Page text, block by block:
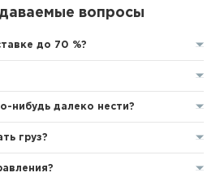
вопросы
до 70 %?
нибудь далеко нести?
груз?